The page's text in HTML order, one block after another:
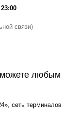
связи)
сеть